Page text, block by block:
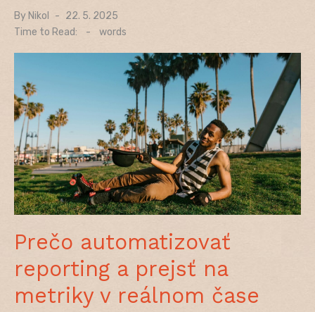
By Nikol
Posted
on
22. 5. 2025
Time to Read:
- words
Prečo automatizovať
reporting a prejsť na
metriky v reálnom čase